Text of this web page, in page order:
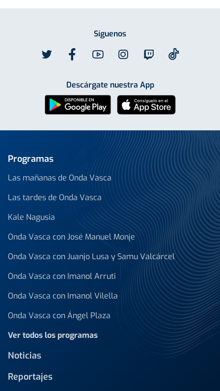
Síguenos
Descárgate nuestra App
Programas
Las mañanas de Onda Vasca
Las tardes de Onda Vasca
Kale Nagusia
Onda Vasca con José Manuel Monje
Onda Vasca con Juanjo Lusa y Samu Valcárcel
Onda Vasca con Imanol Arruti
Onda Vasca con Imanol Vilella
Onda Vasca con Ángel Plaza
Ver todos los programas
Noticias
Reportajes